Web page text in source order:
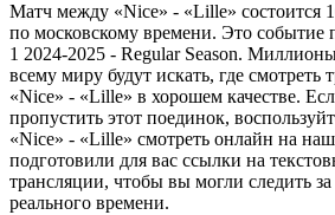
Матч между «Nice» - «Lille» состоится
по московскому времени. Это событие
1 2024-2025 - Regular Season.
всему миру будут искать, где смотреть
«Nice» - «Lille» в хорошем качестве.
пропустить этот поединок,
«Nice» - «Lille» смотреть онлайн на
подготовили для вас ссылки на
трансляции, чтобы вы могли следить
реального времени.